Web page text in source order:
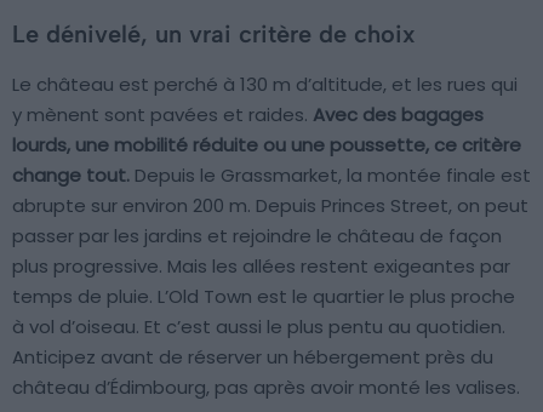
Le dénivelé, un vrai critère de choix
Le château est perché à 130 m d’altitude, et les rues qui
y mènent sont pavées et raides. Avec des bagages
lourds, une mobilité réduite ou une poussette, ce critère
change tout. Depuis le Grassmarket, la montée finale est
abrupte sur environ 200 m. Depuis Princes Street, on peut
passer par les jardins et rejoindre le château de façon
plus progressive. Mais les allées restent exigeantes par
temps de pluie. L’Old Town est le quartier le plus proche
à vol d’oiseau. Et c’est aussi le plus pentu au quotidien.
Anticipez avant de réserver un hébergement près du
château d’Édimbourg, pas après avoir monté les valises.